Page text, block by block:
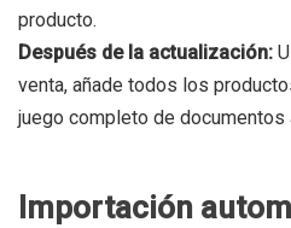
producto.
Después de la actualización:
venta, añade todos los
juego completo de documentos
Importación